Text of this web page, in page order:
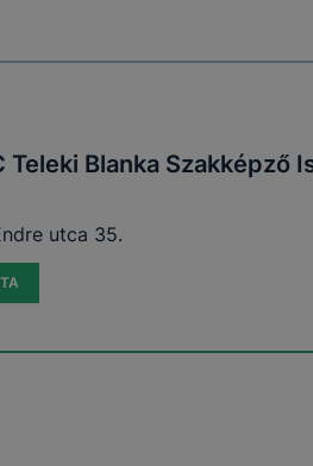
Teleki Blanka Szakképző
utca 35.